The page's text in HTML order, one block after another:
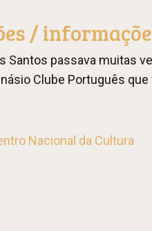
/
Santos passava muitas
Clube Português
Nacional da Cultura